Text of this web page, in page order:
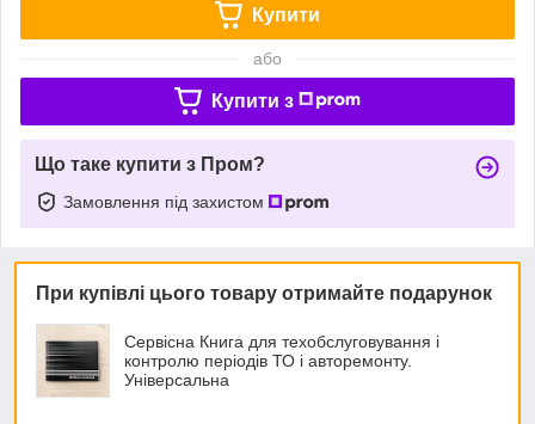
Купити
або
Купити з
Що таке купити з Пром?
Замовлення під захистом
При купівлі цього товару отримайте подарунок
Сервісна Книга для техобслуговування і
контролю періодів ТО і авторемонту.
Універсальна